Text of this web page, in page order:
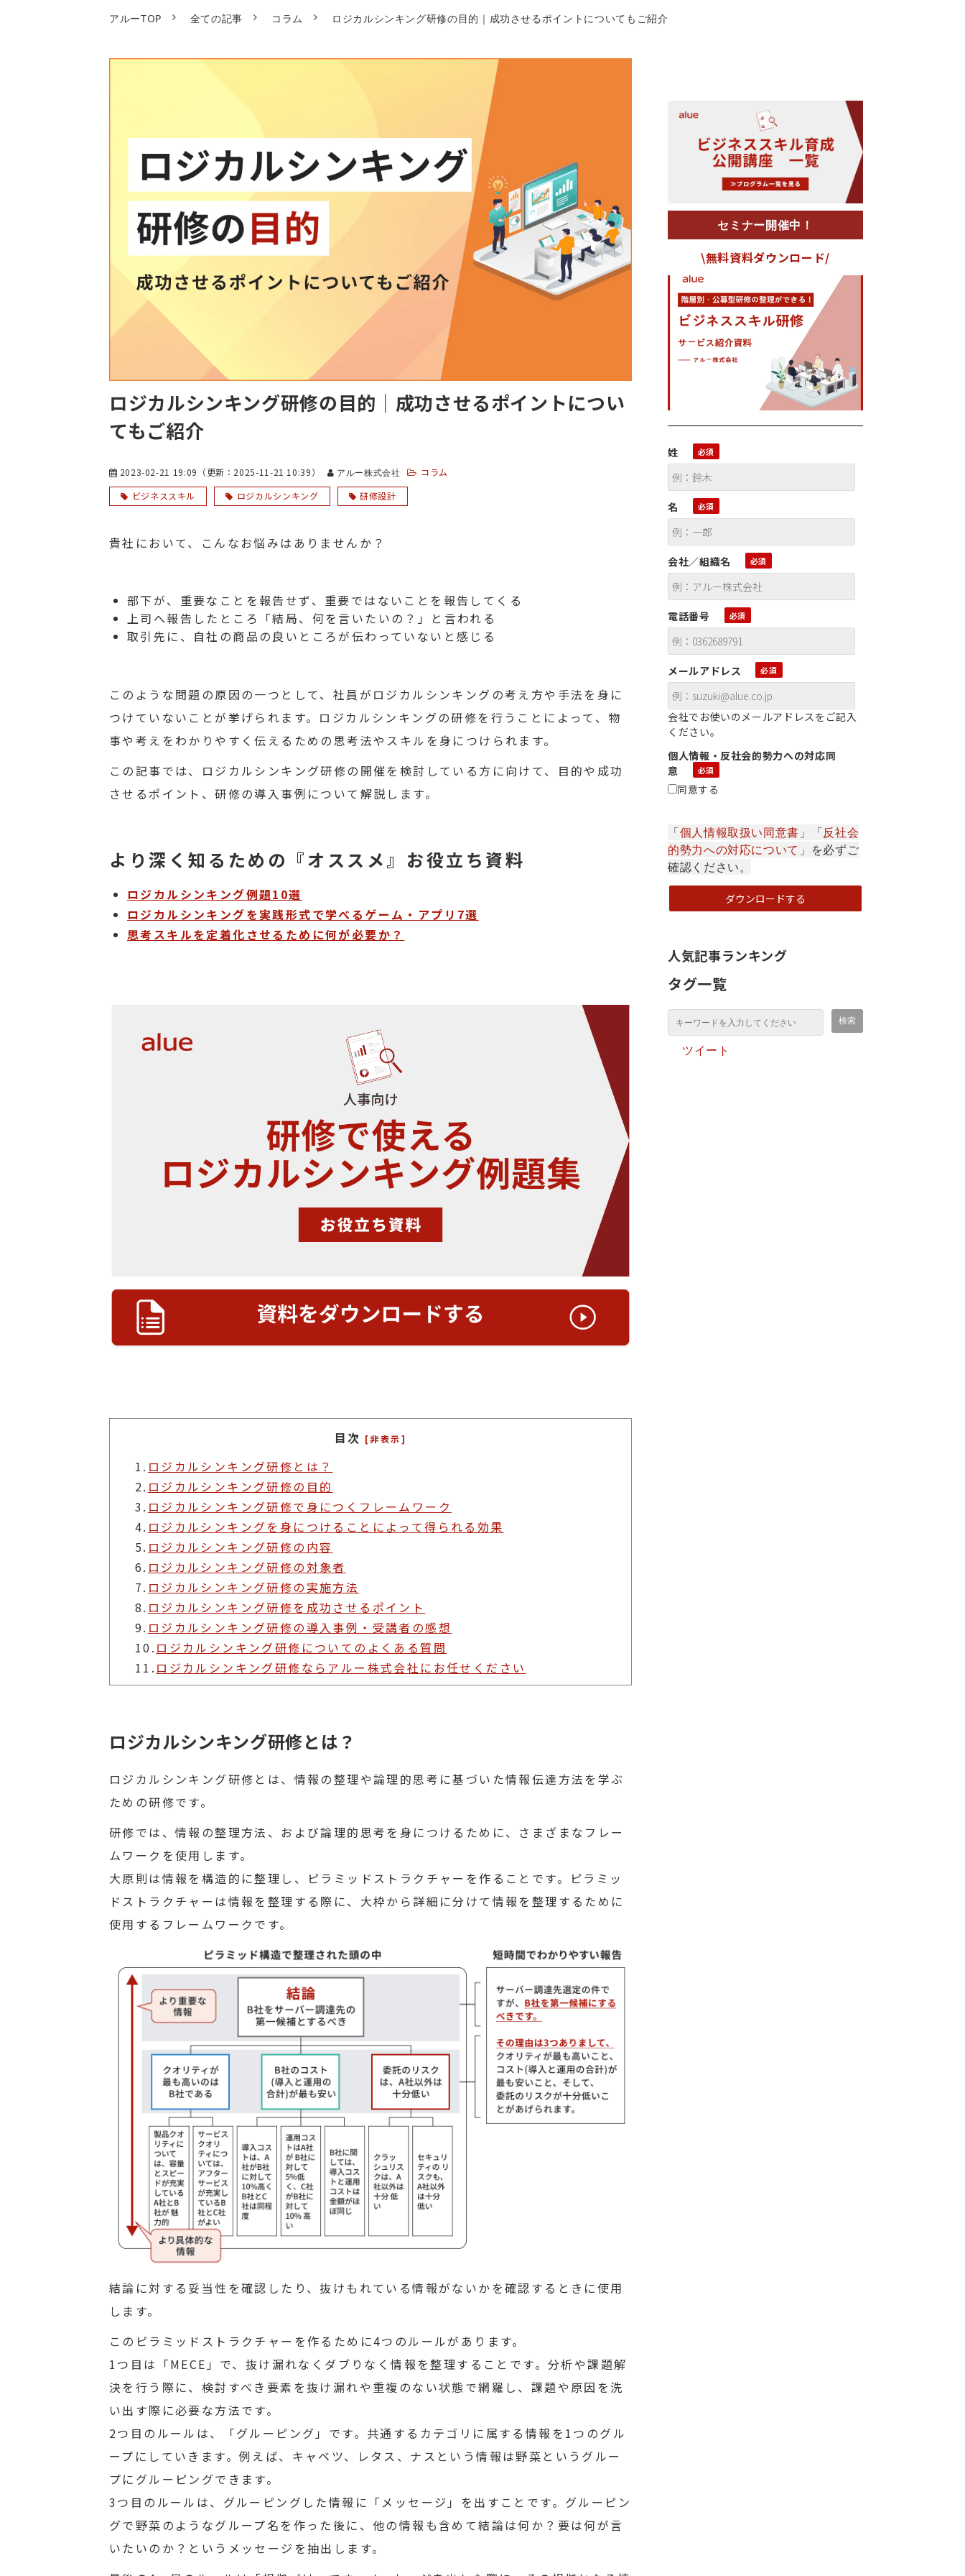
アルーTOP 全ての記事 コラム ロジカルシンキング研修の目的｜成功させるポイントについてもご紹介
ロジカルシンキング研修の目的｜成功させるポイントについ
てもご紹介
2023-02-21 19:09 （更新： 2025-11-21 10:39） アルー株式会社
コラム
ビジネススキル
ロジカルシンキング 研修設計
貴社において、こんなお悩みはありませんか？
部下が、重要なことを報告せず、重要ではないことを報告してくる
上司へ報告したところ「結局、何を言いたいの？」と言われる
取引先に、自社の商品の良いところが伝わっていないと感じる
このような問題の原因の一つとして、社員がロジカルシンキングの考え方や手法を身に
つけていないことが挙げられます。ロジカルシンキングの研修を行うことによって、物
事や考えをわかりやすく伝えるための思考法やスキルを身につけられます。
この記事では、ロジカルシンキング研修の開催を検討している方に向けて、目的や成功
させるポイント、研修の導入事例について解説します。
より深く知るための『オススメ』お役立ち資料
ロジカルシンキング例題10選
ロジカルシンキングを実践形式で学べるゲーム・アプリ7選
思考スキルを定着化させるために何が必要か？
目次 [非表示]
1. ロジカルシンキング研修とは？
2. ロジカルシンキング研修の目的
3. ロジカルシンキング研修で身につくフレームワーク
4. ロジカルシンキングを身につけることによって得られる効果
5. ロジカルシンキング研修の内容
6. ロジカルシンキング研修の対象者
7. ロジカルシンキング研修の実施方法
8. ロジカルシンキング研修を成功させるポイント
9. ロジカルシンキング研修の導入事例・受講者の感想
10. ロジカルシンキング研修についてのよくある質問
11. ロジカルシンキング研修ならアルー株式会社にお任せください
ロジカルシンキング研修とは？
ロジカルシンキング研修とは、情報の整理や論理的思考に基づいた情報伝達方法を学ぶ
ための研修です。
研修では、情報の整理方法、および論理的思考を身につけるために、さまざまなフレー
ムワークを使用します。
大原則は情報を構造的に整理し、ピラミッドストラクチャーを作ることです。ピラミッ
ドストラクチャーは情報を整理する際に、大枠から詳細に分けて情報を整理するために
使用するフレームワークです。
結論に対する妥当性を確認したり、抜けもれている情報がないかを確認するときに使用
します。
このピラミッドストラクチャーを作るために4つのルールがあります。
1つ目は「MECE」で、抜け漏れなくダブりなく情報を整理することです。分析や課題解
決を行う際に、検討すべき要素を抜け漏れや重複のない状態で網羅し、課題や原因を洗
い出す際に必要な方法です。
2つ目のルールは、「グルーピング」です。共通するカテゴリに属する情報を1つのグル
ープにしていきます。例えば、キャベツ、レタス、ナスという情報は野菜というグルー
プにグルーピングできます。
3つ目のルールは、グルーピングした情報に「メッセージ」を出すことです。グルーピン
グで野菜のようなグループ名を作った後に、他の情報も含めて結論は何か？要は何が言
いたいのか？というメッセージを抽出します。
セミナー開催中！
\無料資料ダウンロード/
姓
名
会社／組織名
電話番号
メールアドレス
会社でお使いのメールアドレスをご記入
ください。
個人情報・反社会的勢力への対応同
意
同意する
「個人情報取扱い同意書 」「反社会
的勢力への対応について 」を必ずご
確認ください。
人気記事ランキング
タグ一覧
ツイート